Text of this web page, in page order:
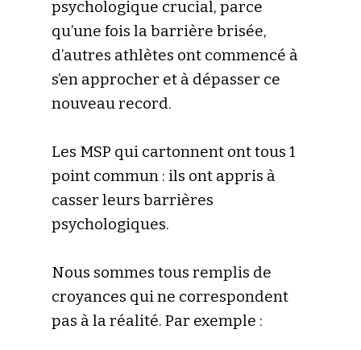
psychologique crucial, parce
qu’une fois la barrière brisée,
d’autres athlètes ont commencé à
s’en approcher et à dépasser ce
nouveau record.
Les MSP qui cartonnent ont tous 1
point commun : ils ont appris à
casser leurs barrières
psychologiques.
Nous sommes tous remplis de
croyances qui ne correspondent
pas à la réalité. Par exemple :